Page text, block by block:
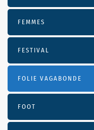
FEMMES
FESTIVAL
FOLIE VAGABONDE
FOOT